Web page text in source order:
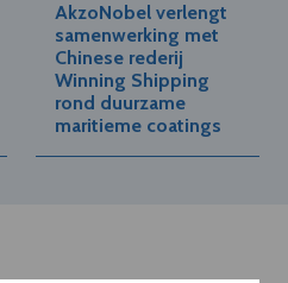
AkzoNobel verlengt
samenwerking met
Chinese rederij
Winning Shipping
rond duurzame
maritieme coatings